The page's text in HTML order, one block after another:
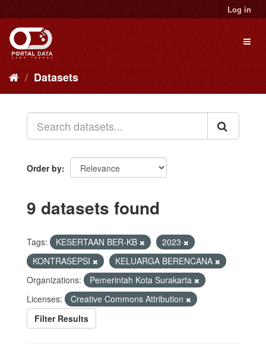
to
content
Log in
Datasets
Order by
9 datasets found
Tags: KESERTAAN BER-KB
2023
KONTRASEPSI
KELUARGA BERENCANA
Organizations:
Pemerintah Kota Surakarta
Licenses:
Creative Commons Attribution
Filter Results